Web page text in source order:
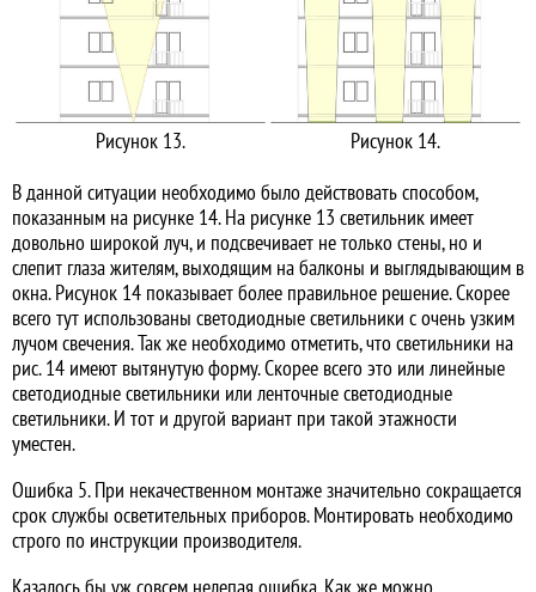
Рисунок 13.
Рисунок 14.
В данной ситуации необходимо было действовать способом,
показанным на рисунке 14. На рисунке 13 светильник имеет
довольно широкой луч, и подсвечивает не только стены, но и
слепит глаза жителям, выходящим на балконы и выглядывающим в
окна. Рисунок 14 показывает более правильное решение. Скорее
всего тут использованы светодиодные светильники с очень узким
лучом свечения. Так же необходимо отметить, что светильники на
рис. 14 имеют вытянутую форму. Скорее всего это или линейные
светодиодные светильники или ленточные светодиодные
светильники. И тот и другой вариант при такой этажности
уместен.
Ошибка 5. При некачественном монтаже значительно сокращается
срок службы осветительных приборов. Монтировать необходимо
строго по инструкции производителя.
Казалось бы уж совсем нелепая ошибка. Как же можно